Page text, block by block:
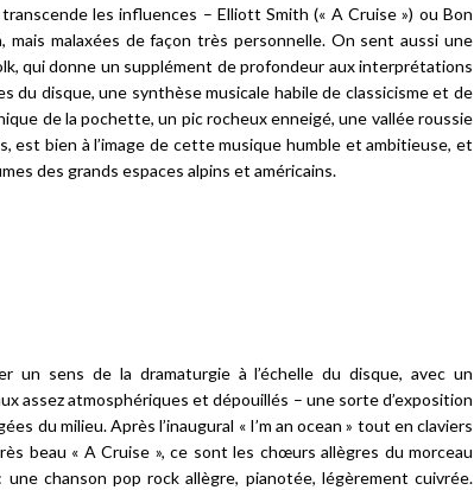
les influences – Elliott Smith (« A Cruise ») ou Bon
mais malaxées de façon très personnelle. On sent aussi une
qui donne un supplément de profondeur aux interprétations
du disque, une synthèse musicale habile de classicisme et de
de la pochette, un pic rocheux enneigé, une vallée roussie
est bien à l’image de cette musique humble et ambitieuse, et
des grands espaces alpins et américains.
un sens de la dramaturgie à l’échelle du disque, avec un
assez atmosphériques et dépouillés – une sorte d’exposition
du milieu. Après l’inaugural « I’m an ocean » tout en claviers
beau « A Cruise », ce sont les chœurs allègres du morceau
chanson pop rock allègre, pianotée, légèrement cuivrée.